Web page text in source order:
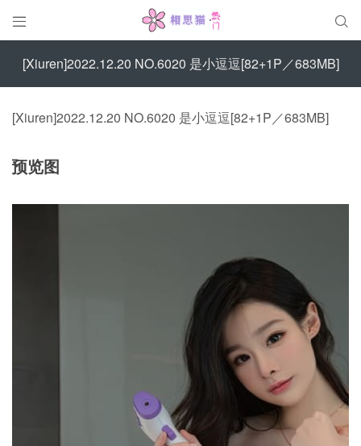
 
[Xiuren]2022.12.20 NO.6020 是小逗逗[82+1P／683MB]
[Xiuren]2022.12.20 NO.6020 是小逗逗[82+1P／683MB]
预览图